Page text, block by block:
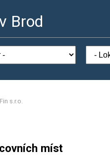
Brod
s.r.o.
míst